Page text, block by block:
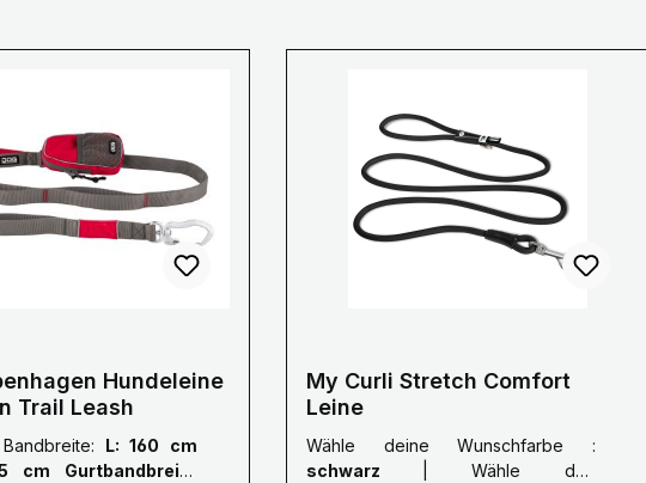
Hundeleine
Trail Leash
L: 160 cm
cm Gurtbandbreite
My Curli Stretch Comfort
Leine
Wähle deine Wunschfarbe :
schwarz